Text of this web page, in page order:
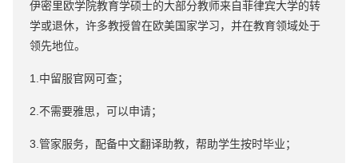
伊密里欧学院教育学硕士的大部分教师来自菲律宾大学的转
学或退休，许多教授曾在欧美国家学习，并在教育领域处于
领先地位。
1.中留服官网可查；
2.不需要雅思，可以申请；
3.管家服务，配备中文翻译助教，帮助学生按时毕业；